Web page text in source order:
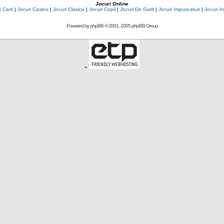
Jocuri Online
Carti| Jocuri Casino| Jocuri Clasice | Jocuri Copii| Jocuri De Gatit| Jocuri Impuscaturi| Jocuri
Powered byphpBB© 2001, 2005 phpBB Group
-